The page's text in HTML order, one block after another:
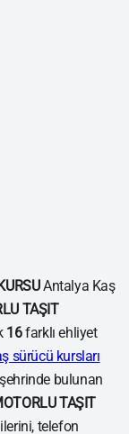
Antalya Kaş
TAŞIT
16farklı ehliyet
sürücü kursları
bulunan
TAŞIT
telefon